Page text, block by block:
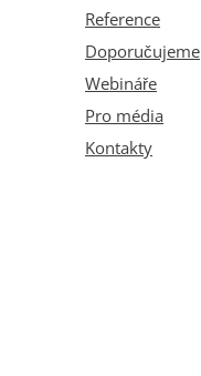
Reference
Doporučujeme
Webináře
Pro média
Kontakty